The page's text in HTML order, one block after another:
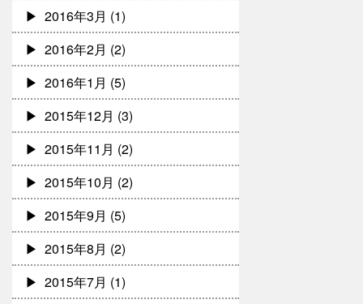
2016年3月 (1)
2016年2月 (2)
2016年1月 (5)
2015年12月 (3)
2015年11月 (2)
2015年10月 (2)
2015年9月 (5)
2015年8月 (2)
2015年7月 (1)